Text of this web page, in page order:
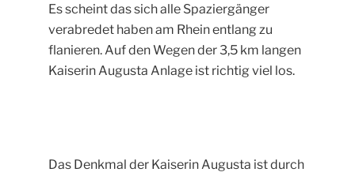
Es scheint das sich alle Spaziergänger
verabredet haben am Rhein entlang zu
flanieren. Auf den Wegen der 3,5 km langen
Kaiserin Augusta Anlage ist richtig viel los.
Das Denkmal der Kaiserin Augusta ist durch